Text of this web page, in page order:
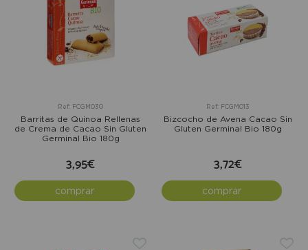
Ref: FCGM030
Barritas de Quinoa Rellenas
de Crema de Cacao Sin Gluten
Germinal Bio 180g
3,95€
comprar
Ref: FCGM013
Bizcocho de Avena Cacao Sin
Gluten Germinal Bio 180g
3,72€
comprar